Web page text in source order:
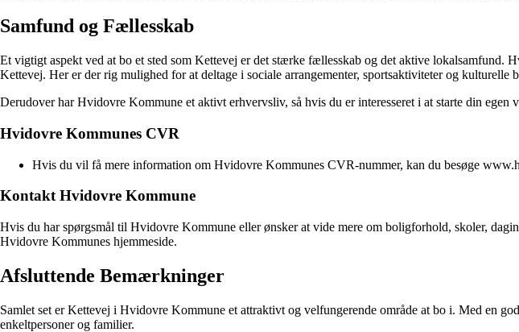
Samfund og Fællesskab
Et vigtigt aspekt ved at bo et sted som Kettevej er det stærke fællesskab og det aktive
Kettevej. Her er der rig mulighed for at deltage i sociale arrangementer, sportsaktiviteter og kulturelle
Derudover har Hvidovre Kommune et aktivt erhvervsliv, så hvis du er interesseret i at starte din
Hvidovre Kommunes CVR
Hvis du vil få mere information om Hvidovre Kommunes CVR-nummer, kan du besøge
Kontakt Hvidovre Kommune
Hvis du har spørgsmål til Hvidovre Kommune eller ønsker at vide mere om boligforhold, skoler,
Hvidovre Kommunes hjemmeside.
Afsluttende Bemærkninger
Samlet set er Kettevej i Hvidovre Kommune et attraktivt og velfungerende område at bo i. Med en
enkeltpersoner og familier.